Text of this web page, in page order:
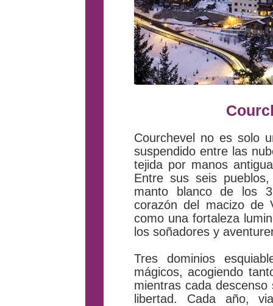
Courchevel no es solo
suspendido entre las
tejida por manos
Entre sus seis
manto blanco de los
corazón del macizo de
como una fortaleza
los soñadores y
Tres dominios
mágicos, acogiendo
mientras cada
libertad. Cada año,